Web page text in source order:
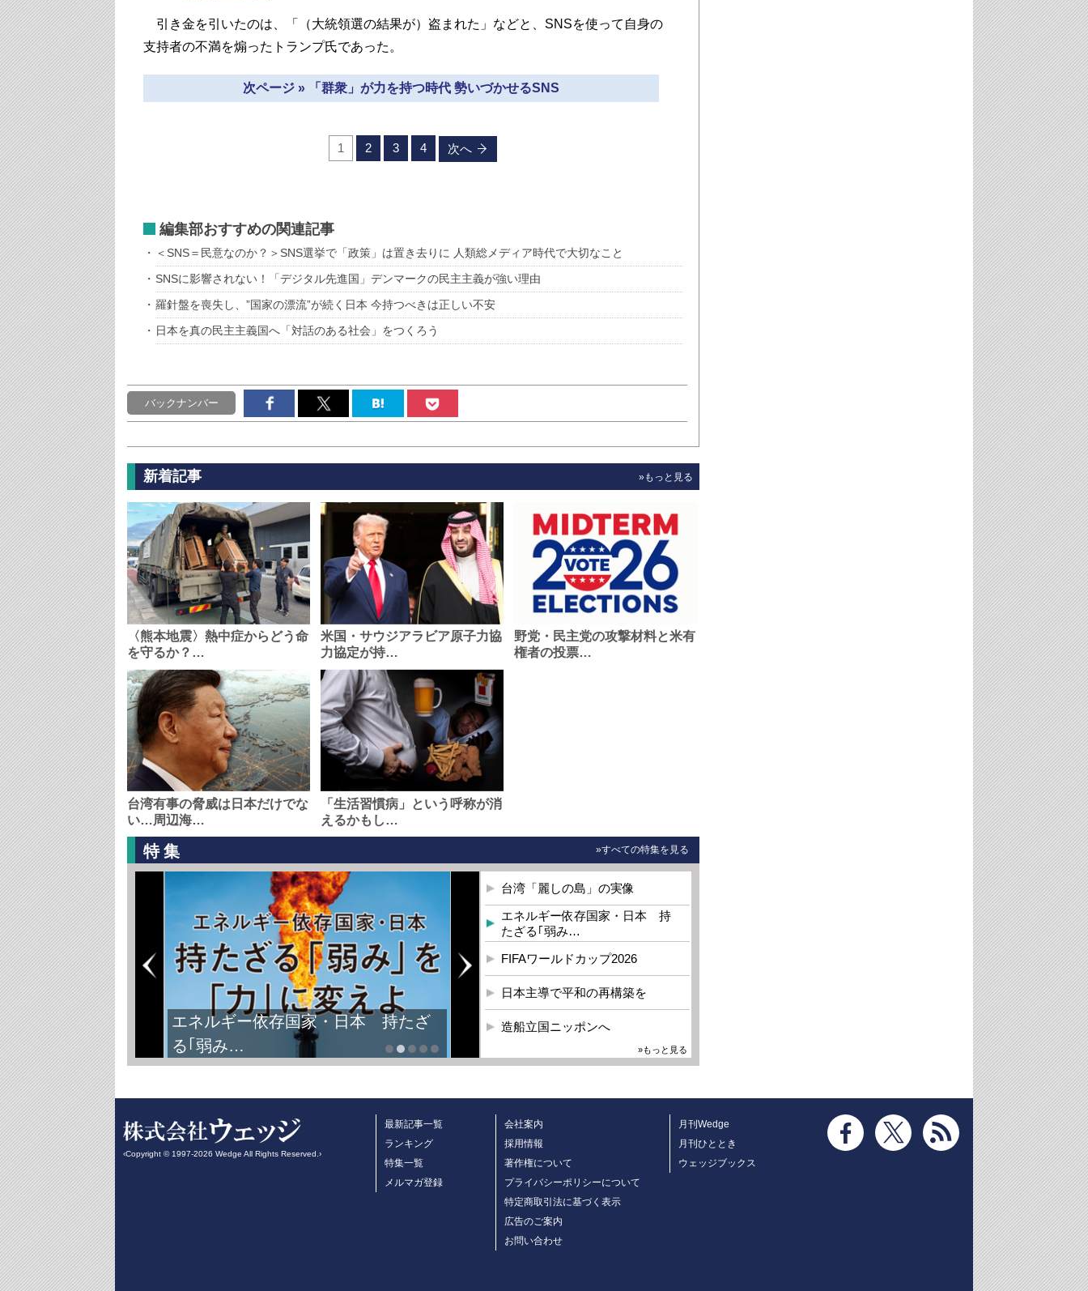
引き金を引いたのは、「（大統領選の結果が）盗まれた」などと、SNSを使って自身の
支持者の不満を煽ったトランプ氏であった。
次ページ » 「群衆」が力を持つ時代 勢いづかせるSNS
1 2 3 4 次へ
編集部おすすめの関連記事
＜SNS＝民意なのか？＞SNS選挙で「政策」は置き去りに 人類総メディア時代で大切なこと
SNSに影響されない！「デジタル先進国」デンマークの民主主義が強い理由
羅針盤を喪失し、”国家の漂流”が続く日本 今持つべきは正しい不安
日本を真の民主主義国へ「対話のある社会」をつくろう
バックナンバー
新着記事 »もっと見る
〈熊本地震〉熱中症からどう命
を守るか？…
米国・サウジアラビア原子力協
力協定が持…
野党・民主党の攻撃材料と米有
権者の投票…
台湾有事の脅威は日本だけでな
い…周辺海…
「生活習慣病」という呼称が消
えるかもし…
特集 »すべての特集を見る
エネルギー依存国家・日本 持たざ
る｢弱み…
台湾「麗しの島」の実像
エネルギー依存国家・日本 持
たざる｢弱み…
FIFAワールドカップ2026
日本主導で平和の再構築を
造船立国ニッポンへ
»もっと見る
‹Copyright © 1997-2026 Wedge All Rights Reserved.›
最新記事一覧
ランキング
特集一覧
メルマガ登録
会社案内
採用情報
著作権について
プライバシーポリシーについて
特定商取引法に基づく表示
広告のご案内
お問い合わせ
月刊Wedge
月刊ひととき
ウェッジブックス